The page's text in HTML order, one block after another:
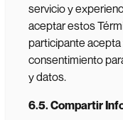
servicio y
aceptar estos
participante
consentimiento
y datos.
6.5. Compartir